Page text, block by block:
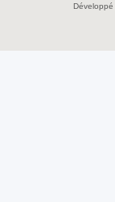
Développé